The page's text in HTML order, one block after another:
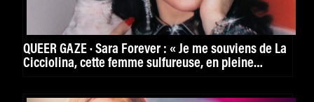
QUEER GAZE · Sara Forever : « Je me souviens de La
Cicciolina, cette femme sulfureuse, en pleine